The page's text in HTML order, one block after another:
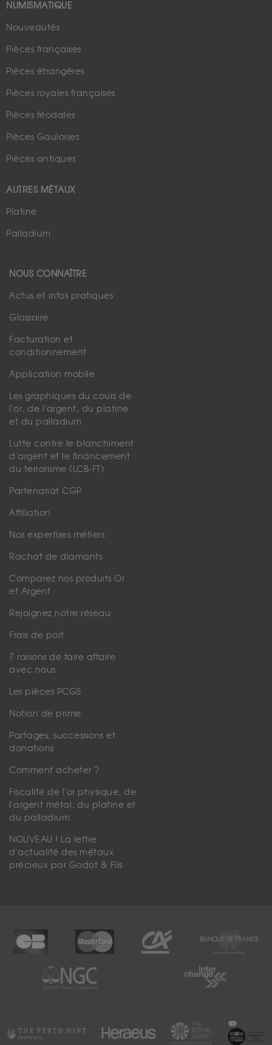
NUMISMATIQUE
Nouveautés
Pièces françaises
Pièces étrangères
Pièces royales françaises
Pièces féodales
Pièces Gauloises
Pièces antiques
AUTRES MÉTAUX
Platine
Palladium
NOUS CONNAÎTRE
Actus et infos pratiques
Glossaire
Facturation et
conditionnement
Application mobile
Les graphiques du cours de
l'or, de l'argent, du platine
et du palladium
Lutte contre le blanchiment
d'argent et le financement
du terrorisme (LCB-FT)
Partenariat CGP
Affiliation
Nos expertises métiers
Rachat de diamants
Comparez nos produits Or
et Argent
Rejoignez notre réseau
Frais de port
7 raisons de faire affaire
avec nous
Les pièces PCGS
Notion de prime
Partages, successions et
donations
Comment acheter ?
Fiscalité de l'or physique, de
l'argent métal, du platine et
du palladium
NOUVEAU ! La lettre
d'actualité des métaux
précieux par Godot & Fils